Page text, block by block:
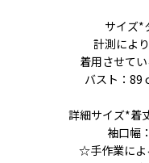
サイズ*
計測によ
着用させて
バスト：
詳細サイズ*
袖口幅
☆手作業によ